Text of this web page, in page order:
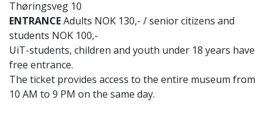
Thøringsveg 10
ENTRANCEAdults NOK 130,- / senior citizens and
students NOK 100,-
UiT-students, children and youth under 18 years have
free entrance.
The ticket provides access to the entire museum from
10 AM to 9 PM on the same day.